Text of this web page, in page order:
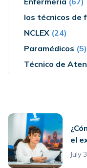
los técnicos de
NCLEX (24)
Paramédicos (5)
Técnico de
el
July